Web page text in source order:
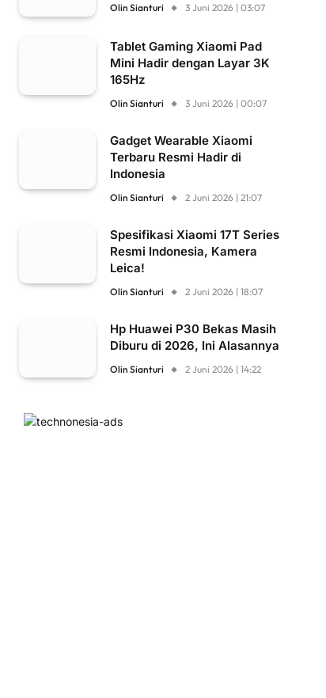
Olin Sianturi 3 Juni 2026 | 03:07
Tablet Gaming Xiaomi Pad
Mini Hadir dengan Layar 3K
165Hz
Olin Sianturi 3 Juni 2026 | 00:07
Gadget Wearable Xiaomi
Terbaru Resmi Hadir di
Indonesia
Olin Sianturi 2 Juni 2026 | 21:07
Spesifikasi Xiaomi 17T Series
Resmi Indonesia, Kamera
Leica!
Olin Sianturi 2 Juni 2026 | 18:07
Hp Huawei P30 Bekas Masih
Diburu di 2026, Ini Alasannya
Olin Sianturi 2 Juni 2026 | 14:22